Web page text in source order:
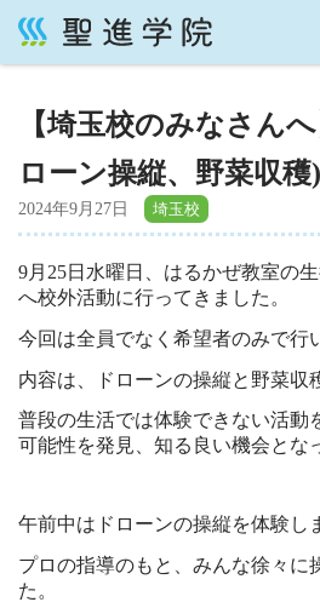
コ
テ
ツ
へ
ス
キ
ッ
プ
【埼玉校のみなさん
ローン操縦、野菜収穫)
2024年9月27日
9月25日水曜日、はるかぜ教室の
へ校外活動に行ってきました。
今回は全員でなく希望者のみで行
内容は、ドローンの操縦と野菜収
普段の生活では体験できない活動
可能性を発見、知る良い機会とな
午前中はドローンの操縦を体験し
プロの指導のもと、みんな徐々に
た。